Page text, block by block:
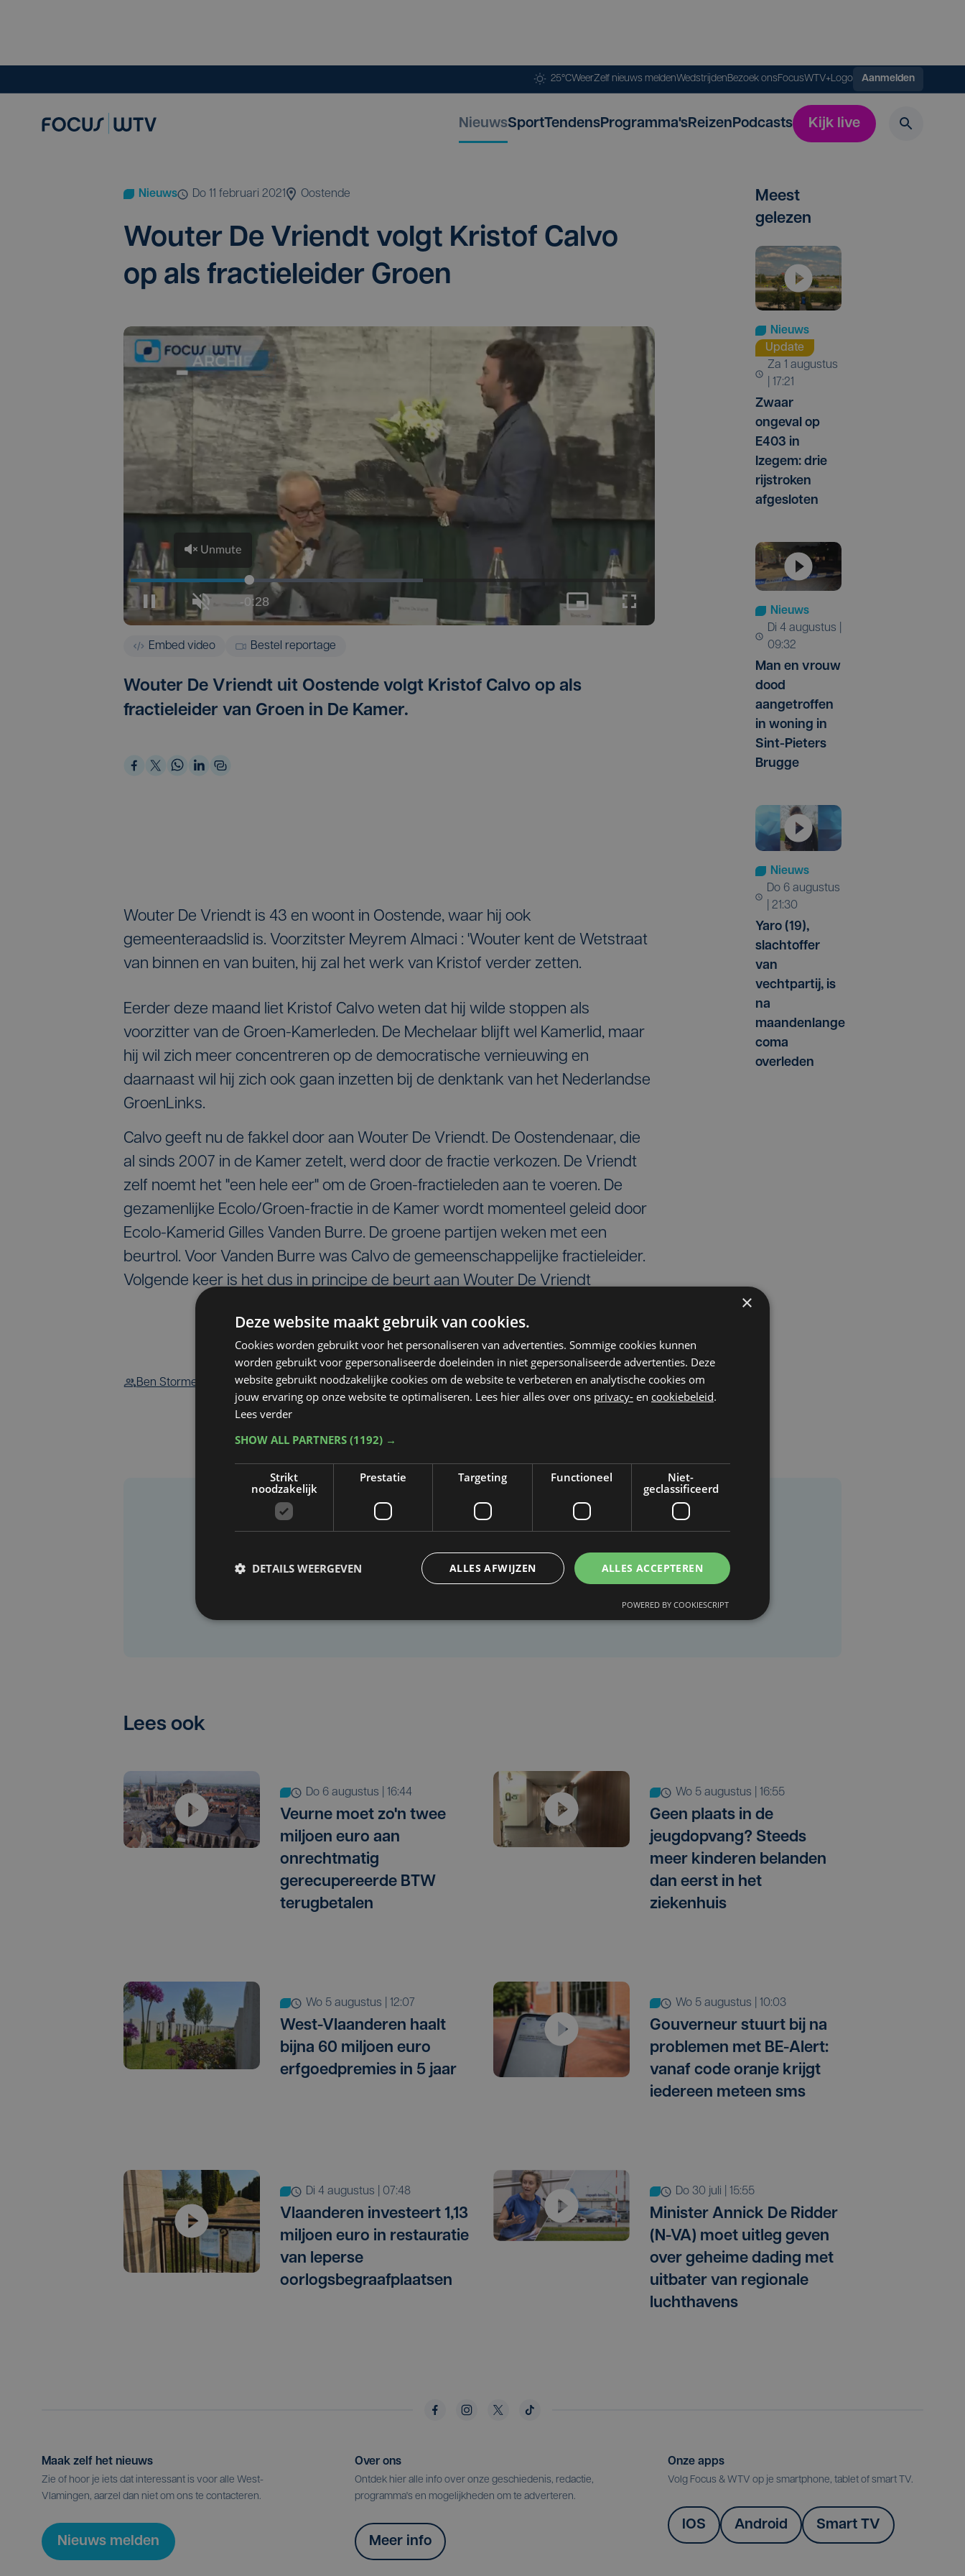
25°CWeerZelf nieuws meldenWedstrijdenBezoek onsFocusWTV+Logo Aanmelden
NieuwsSportTendensProgramma'sReizenPodcasts Kijk live
Nieuws do 11 februari 2021 Oostende
Wou­ter De Vriendt volgt Kri­s­tof Cal­vo
op als frac­tie­lei­der Groen
Embed video Bestel reportage
Wouter De Vriendt uit Oostende volgt Kristof Calvo op als
fractieleider van Groen in De Kamer.
Wouter De Vriendt is 43 en woont in Oostende, waar hij ook
gemeenteraadslid is. Voorzitster Meyrem Almaci : 'Wouter kent de Wetstraat
van binnen en van buiten, hij zal het werk van Kristof verder zetten.
Eerder deze maand liet Kristof Calvo weten dat hij wilde stoppen als
voorzitter van de Groen-Kamerleden. De Mechelaar blijft wel Kamerlid, maar
hij wil zich meer concentreren op de democratische vernieuwing en
daarnaast wil hij zich ook gaan inzetten bij de denktank van het Nederlandse
GroenLinks.
Calvo geeft nu de fakkel door aan Wouter De Vriendt. De Oostendenaar, die
al sinds 2007 in de Kamer zetelt, werd door de fractie verkozen. De Vriendt
zelf noemt het "een hele eer" om de Groen-fractieleden aan te voeren. De
gezamenlijke Ecolo/Groen-fractie in de Kamer wordt momenteel geleid door
Ecolo-Kamerid Gilles Vanden Burre. De groene partijen weken met een
beurtrol. Voor Vanden Burre was Calvo de gemeenschappelijke fractieleider.
Volgende keer is het dus in principe de beurt aan Wouter De Vriendt
Ben Storme
Meest
gelezen
Nieuws
Update
za 1 augustus
| 17:21
Zwaar
ongeval op
E403 in
Izegem: drie
rijstroken
afgesloten
Nieuws
di 4 augustus |
09:32
Man en vrouw
dood
aangetroffen
in woning in
Sint-Pieters
Brugge
Nieuws
do 6 augustus
| 21:30
Yaro (19),
slachtoffer
van
vechtpartij, is
na
maandenlange
coma
overleden
Taalfout opgemerkt?
Heb je een taal- of schrijffout opgemerkt in dit artikel?
Lees ook
do 6 augustus | 16:44
Veurne moet zo'n twee
miljoen euro aan
onrechtmatig
gerecupereerde BTW
terugbetalen
wo 5 augustus | 16:55
Geen plaats in de
jeugdopvang? Steeds
meer kinderen belanden
dan eerst in het
ziekenhuis
wo 5 augustus | 12:07
West-Vlaanderen haalt
bijna 60 miljoen euro
erfgoedpremies in 5 jaar
wo 5 augustus | 10:03
Gouverneur stuurt bij na
problemen met BE-Alert:
vanaf code oranje krijgt
iedereen meteen sms
di 4 augustus | 07:48
Vlaanderen investeert 1,13
miljoen euro in restauratie
van Ieperse
oorlogsbegraafplaatsen
do 30 juli | 15:55
Minister Annick De Ridder
(N-VA) moet uitleg geven
over geheime dading met
uitbater van regionale
luchthavens
Maak zelf het nieuws
Zie of hoor je iets dat interessant is voor alle West-
Vlamingen, aarzel dan niet om ons te contacteren.
Nieuws melden
Over ons
Ontdek hier alle info over onze geschiedenis, redactie,
programma's en mogelijkheden om te adverteren.
Meer info
Onze apps
Volg Focus & WTV op je smartphone, tablet of smart TV.
IOS Android Smart TV
×
Deze website maakt gebruik van cookies.
Cookies worden gebruikt voor het personaliseren van advertenties. Sommige cookies kunnen
worden gebruikt voor gepersonaliseerde doeleinden in niet gepersonaliseerde advertenties. Deze
website gebruikt noodzakelijke cookies om de website te verbeteren en analytische cookies om
jouw ervaring op onze website te optimaliseren. Lees hier alles over ons privacy- en cookiebeleid.
Lees verder
SHOW ALL PARTNERS (1192) →
Strikt
noodzakelijk
Prestatie Targeting Functioneel
Niet-
geclassificeerd
ALLES ACCEPTEREN
ALLES AFWIJZEN
DETAILS WEERGEVEN
POWERED BY COOKIESCRIPT